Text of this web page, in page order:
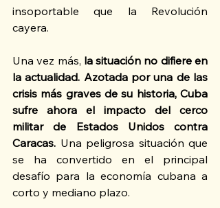
insoportable que la Revolución
cayera.
Una vez más, la situación no difiere en
la actualidad. Azotada por una de las
crisis más graves de su historia, Cuba
sufre ahora el impacto del cerco
militar de Estados Unidos contra
Caracas. Una peligrosa situación que
se ha convertido en el principal
desafío para la economía cubana a
corto y mediano plazo.